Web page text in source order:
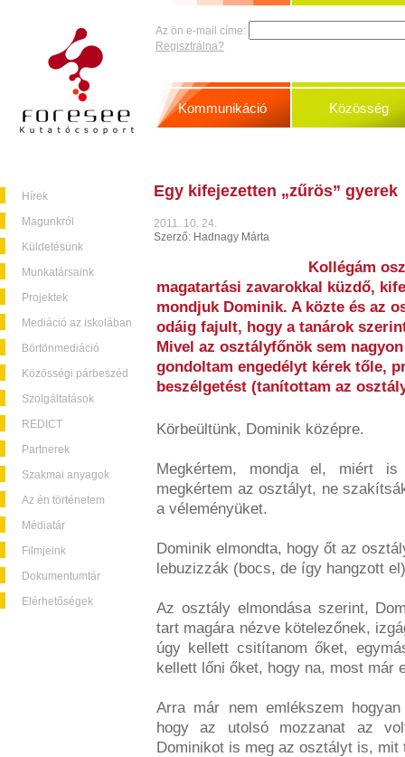
Hírek
Magunkról
Küldetésünk
Munkatársaink
Projektek
Mediáció az iskolában
Börtönmediáció
Közösségi párbeszéd
Szolgáltatások
REDICT
Partnerek
Szakmai anyagok
Az én történetem
Médiatár
Filmjeink
Dokumentumtár
Elérhetőségek
Az ön e-mail címe:
Regisztrálna?
Kommunikáció Közösség
Egy kifejezetten „zűrös” gyerek
2011. 10. 24.
Szerző: Hadnagy Márta
Kollégám
magatartási zavarokkal küzdő,
mondjuk Dominik. A közte és az
odáig fajult, hogy a tanárok
Mivel az osztályfőnök sem
gondoltam engedélyt kérek tőle,
beszélgetést (tanítottam az
Körbeültünk, Dominik középre.
Megkértem, mondja el, miért
megkértem az osztályt, ne
a véleményüket.
Dominik elmondta, hogy őt az
lebuzizzák (bocs, de így hangzott
Az osztály elmondása szerint,
tart magára nézve kötelezőnek,
úgy kellett csitítanom őket,
kellett lőni őket, hogy na, most már
Arra már nem emlékszem
hogy az utolsó mozzanat az
Dominikot is meg az osztályt is, mit